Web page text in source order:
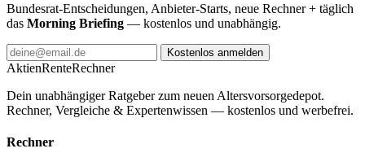
Bundesrat-Entscheidungen, Anbieter-Starts, neue Rechner + täglich
das Morning Briefing — kostenlos und unabhängig.
Kostenlos anmelden
AktienRenteRechner
Dein unabhängiger Ratgeber zum neuen Altersvorsorgedepot.
Rechner, Vergleiche & Expertenwissen — kostenlos und werbefrei.
Rechner